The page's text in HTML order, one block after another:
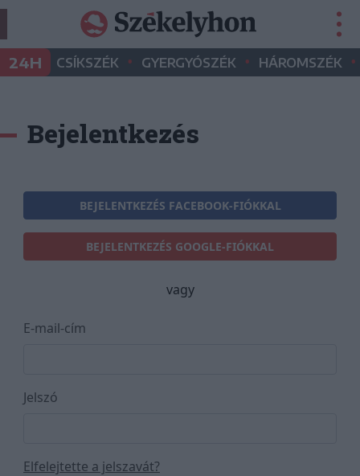
24H CSÍKSZÉK • GYERGYÓSZÉK • HÁROMSZÉK •
Bejelentkezés
BEJELENTKEZÉS FACEBOOK-FIÓKKAL
BEJELENTKEZÉS GOOGLE-FIÓKKAL
vagy
E-mail-cím
Jelszó
Elfelejtette a jelszavát?